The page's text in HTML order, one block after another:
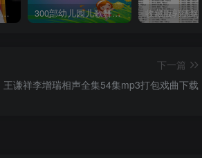
豫剧经典唱段大全850首mp3打包戏曲下载 300部幼儿园儿歌舞蹈视频大合集
下一篇
王谦祥李增瑞相声全集54集mp3打包戏曲下载